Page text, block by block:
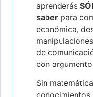
aprenderás
saber para
económica,
de
con
Sin
conocimientos